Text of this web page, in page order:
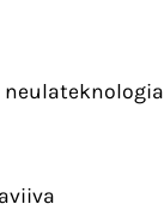
neulateknologia